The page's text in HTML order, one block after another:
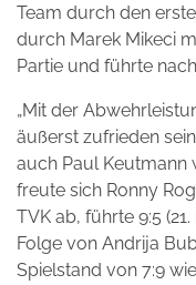
Team durch den
durch Marek Mikeci
Partie und führte
„Mit der
äußerst zufrieden
auch Paul Keutmann
freute sich Ronny
TVK ab, führte 9:5
Folge von Andrija
Spielstand von 7:9